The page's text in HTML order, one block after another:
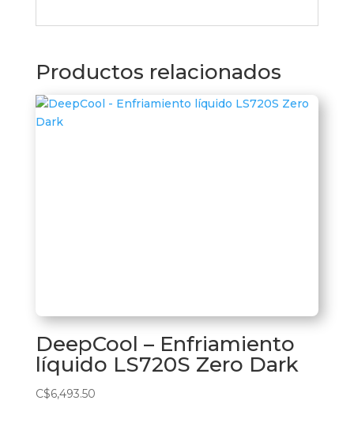
Productos relacionados
DeepCool – Enfriamiento
líquido LS720S Zero Dark
C$6,493.50